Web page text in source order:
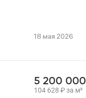
18 мая 2026
5 200 000
104 628 ₽за м²